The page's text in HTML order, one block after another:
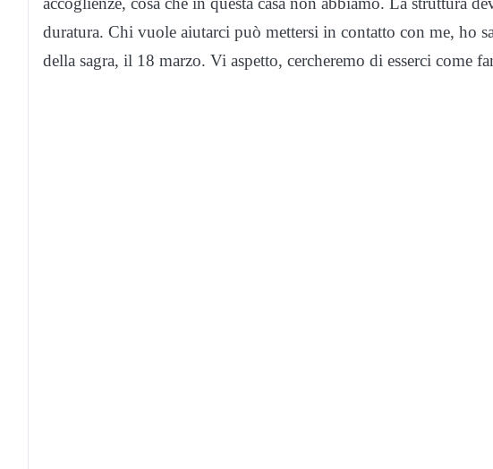
duratura. Chi vuole aiutarci può mettersi in contatto con me, ho
della sagra, il 18 marzo. Vi aspetto, cercheremo di esserci come